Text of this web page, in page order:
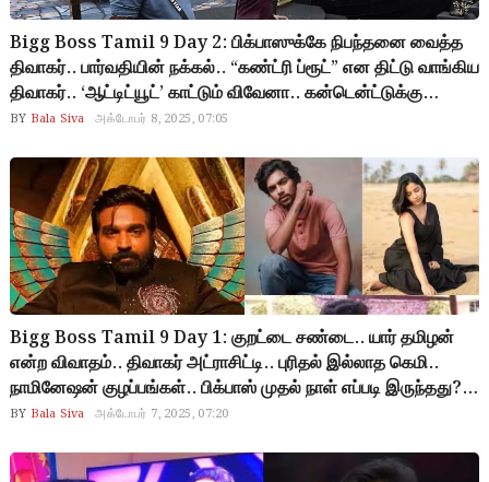
Bigg Boss Tamil 9 Day 2: பிக்பாஸுக்கே நிபந்தனை வைத்த
திவாகர்.. பார்வதியின் நக்கல்.. “கண்ட்ரி ப்ரூட்” என திட்டு வாங்கிய
திவாகர்.. ‘ஆட்டிட்யூட்’ காட்டும் விவேனா.. கன்டென்ட்டுக்கு
பஞ்சமே இல்லாத 2வது நாள் எப்படி இருந்தது?
BY Bala Siva அக்டோபர் 8, 2025, 07:05
Bigg Boss Tamil 9 Day 1: குறட்டை சண்டை.. யார் தமிழன்
என்ற விவாதம்.. திவாகர் அட்ராசிட்டி.. புரிதல் இல்லாத கெமி..
நாமினேஷன் குழப்பங்கள்.. பிக்பாஸ் முதல் நாள் எப்படி இருந்தது?
இந்த சீசன் தேறுமா?
BY Bala Siva அக்டோபர் 7, 2025, 07:20